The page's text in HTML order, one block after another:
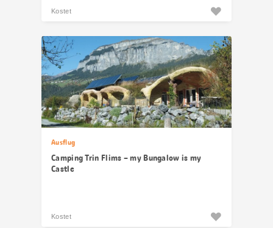
Kostet
Ausflug
Camping Trin Flims – my Bungalow is my
Castle
Kostet